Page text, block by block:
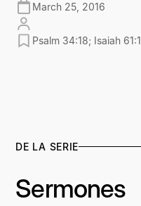
March 25, 2016
Psalm 34:18; Isaiah 61:1
DE LA SERIE
Sermones